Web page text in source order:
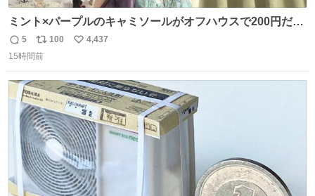
ミント×パープルのキャミソールがオフハウスで200円だっ
た♩
返
信
5
リ
ポ
ト
数
100
い
数
4,437
15時間前